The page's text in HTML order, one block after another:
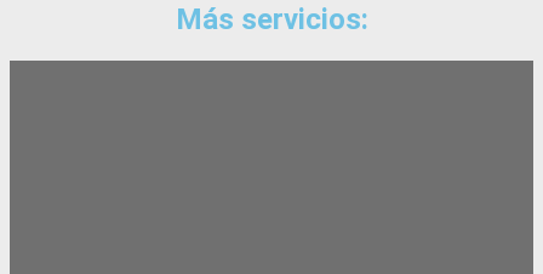
Más servicios: